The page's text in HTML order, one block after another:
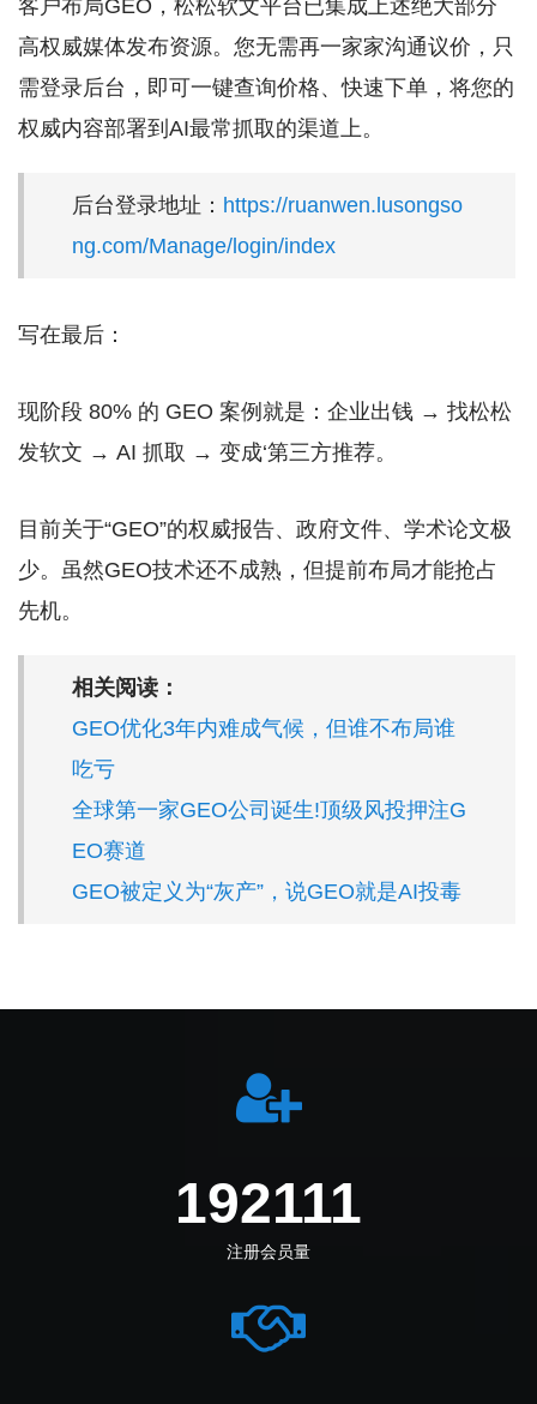
客户布局GEO，松松软文平台已集成上述绝大部分
高权威媒体发布资源。您无需再一家家沟通议价，只
需登录后台，即可一键查询价格、快速下单，将您的
权威内容部署到AI最常抓取的渠道上。
后台登录地址： https://ruanwen.lusongso
ng.com/Manage/login/index
写在最后：
现阶段 80% 的 GEO 案例就是：企业出钱 → 找松松
发软文 → AI 抓取 → 变成‘第三方推荐。
目前关于“GEO”的权威报告、政府文件、学术论文极
少。虽然GEO技术还不成熟，但提前布局才能抢占
先机。
相关阅读：
GEO优化3年内难成气候，但谁不布局谁
吃亏
全球第一家GEO公司诞生!顶级风投押注G
EO赛道
GEO被定义为“灰产”，说GEO就是AI投毒
226416
注册会员量